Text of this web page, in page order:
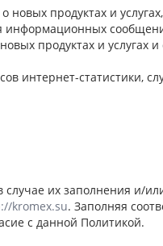
продуктах и
информационных
продуктах и услугах
интернет-статистики,
их заполнения и/
kromex.su. Заполняя
с данной Политикой.